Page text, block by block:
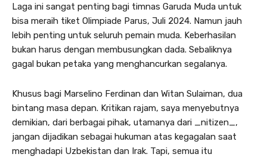
Laga ini sangat penting bagi timnas Garuda Muda untuk
bisa meraih tiket Olimpiade Parus, Juli 2024. Namun jauh
lebih penting untuk seluruh pemain muda. Keberhasilan
bukan harus dengan membusungkan dada. Sebaliknya
gagal bukan petaka yang menghancurkan segalanya.
Khusus bagi Marselino Ferdinan dan Witan Sulaiman, dua
bintang masa depan. Kritikan rajam, saya menyebutnya
demikian, dari berbagai pihak, utamanya dari _nitizen_,
jangan dijadikan sebagai hukuman atas kegagalan saat
menghadapi Uzbekistan dan Irak. Tapi, semua itu